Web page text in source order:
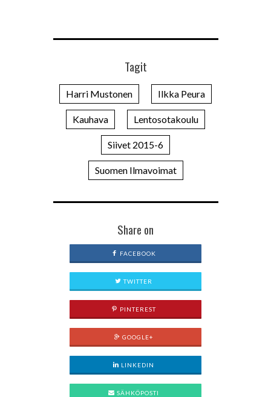
Tagit
Harri Mustonen Ilkka Peura
Kauhava Lentosotakoulu
Siivet 2015-6
Suomen Ilmavoimat
Share on
FACEBOOK
TWITTER
PINTEREST
GOOGLE+
LINKEDIN
SÄHKÖPOSTI